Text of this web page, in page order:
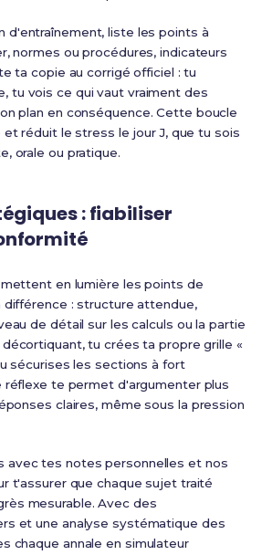
d'entraînement, liste les points à
normes ou procédures, indicateurs
ta copie au corrigé officiel : tu
tu vois ce qui vaut vraiment des
plan en conséquence. Cette boucle
réduit le stress le jour J, que tu sois
orale ou pratique.
: fiabiliser
en lumière les points de
: structure attendue,
de détail sur les calculs ou la partie
tu crées ta propre grille «
sécurises les sections à fort
réflexe te permet d'argumenter plus
claires, même sous la pression
avec tes notes personnelles et nos
t'assurer que chaque sujet traité
mesurable. Avec des
et une analyse systématique des
chaque annale en simulateur